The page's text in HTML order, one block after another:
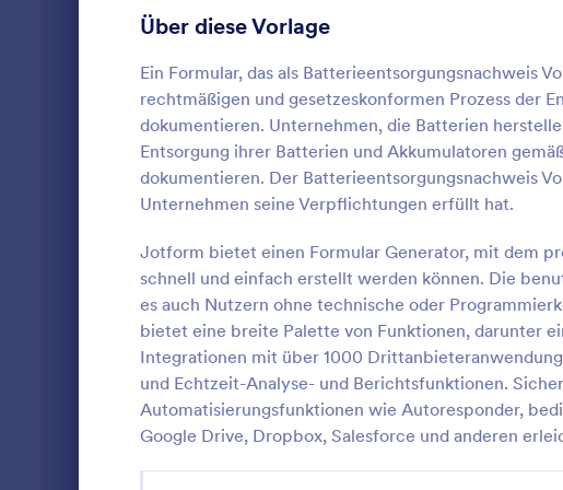
Über diese Vorlage
Ein Formular, das als Batterieentsorgungsnachweis
rechtmäßigen und gesetzeskonformen Prozess der
dokumentieren. Unternehmen, die Batterien
Entsorgung ihrer Batterien und Akkumulatoren
dokumentieren. Der Batterieentsorgungsnachweis
Unternehmen seine Verpflichtungen erfüllt hat.
Jotform bietet einen Formular Generator, mit dem
schnell und einfach erstellt werden können. Die
es auch Nutzern ohne technische oder
bietet eine breite Palette von Funktionen, darunter
Integrationen mit über 1000
und Echtzeit-Analyse- und Berichtsfunktionen.
Automatisierungsfunktionen wie Autoresponder,
Google Drive, Dropbox, Salesforce und anderen
Formular Für
Dokument, das von
wird, um
einem bestimmten
Go to Category:
Berichtsformulare
Vorlage
Anmeldeformulare
Abstimmung 35
Abstract-Formulare
Genehmigungsformulare 91
Bewertungsformulare 74
Anwesenheitsformulare 11
Audit Formulare 63
Autorisierungsformulare
Award-Formulare 16
Black Friday Formulare 32